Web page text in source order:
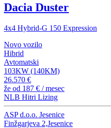
Dacia Duster
4x4 Hybrid-G 150 Expression
Novo vozilo
Hibrid
Avtomatski
103KW (140KM)
26.570 €
že od 187 € / mesec
NLB Hitri Lizing
ASP d.o.o. Jesenice
Finžgarjeva 2,Jesenice